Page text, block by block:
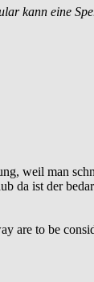
kann eine
weil man
da ist der
are to be